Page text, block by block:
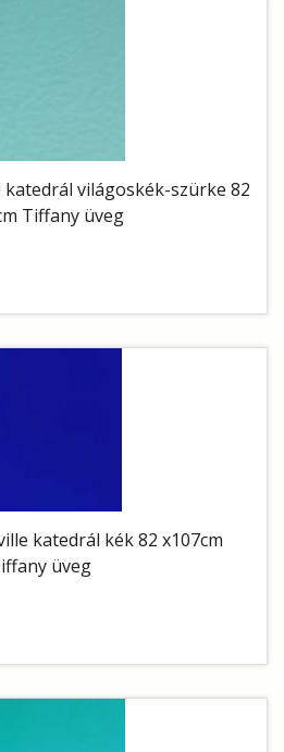
katedrál világoskék-szürke 82
Tiffany üveg
katedrál kék 82 x107cm
üveg